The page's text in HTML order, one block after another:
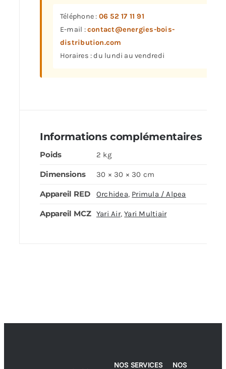
Téléphone : 06 52 17 11 91
E-mail :contact@energies-bois-
distribution.com
Horaires : du lundi au vendredi
Informations complémentaires
Poids 2 kg
Dimensions 30 × 30 × 30 cm
Appareil RED Orchidea, Primula / Alpea
Appareil MCZ Yari Air,Yari Multiair
NOS SERVICES NOS